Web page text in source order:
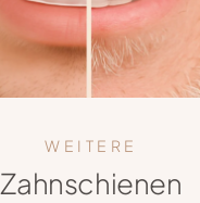
WEITERE
Zahnschienen